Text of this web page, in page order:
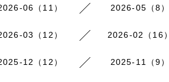
06（11） 2026-05（8）
03（12） 2026-02（16）
12（12） 2025-11（9）